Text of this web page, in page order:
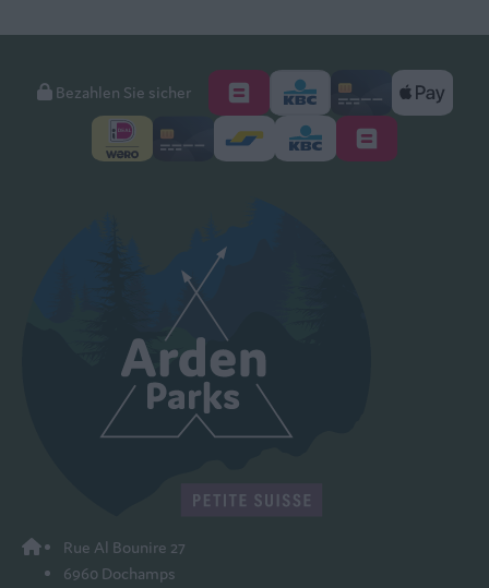
Bezahlen Sie sicher
Rue Al Bounire 27
6960 Dochamps